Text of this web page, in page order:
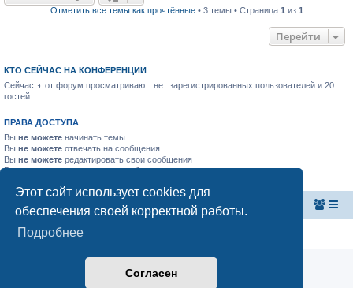
Этот сайт использует cookies для
обеспечения своей корректной работы.
Подробнее
Согласен
Отметить все темы как прочтённые• 3 темы • Страница 1 из 1
Перейти
КТО СЕЙЧАС НА КОНФЕРЕНЦИИ
Сейчас этот форум просматривают: нет зарегистрированных пользователей и 20
гостей
ПРАВА ДОСТУПА
Вы не можете начинать темы
Вы не можете отвечать на сообщения
Вы не можете редактировать свои сообщения
Выне можетеудалять свои сообщения
Главная страница Список форумов